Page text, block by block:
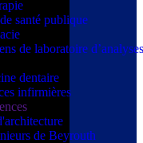
santé publique
de laboratoire d’analyses
dentaire
infirmières
de Beyrouth